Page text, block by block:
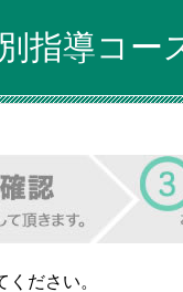
指導コー
ださい。